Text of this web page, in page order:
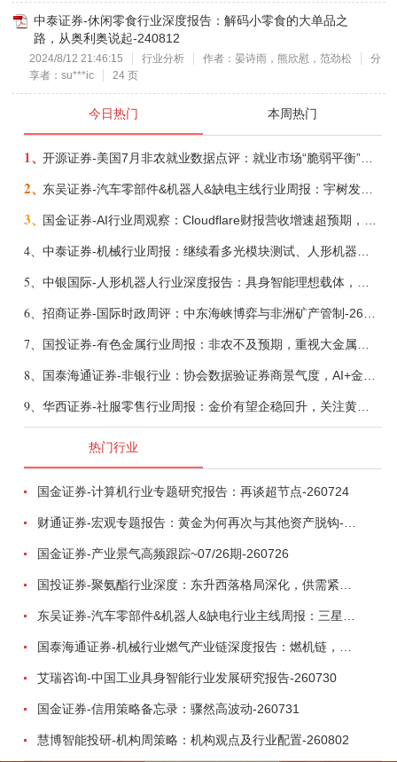
中泰证券-休闲零食行业深度报告：解码小零食的大单品之
路，从奥利奥说起-240812
2024/8/12 21:46:15 行业分析 作者：晏诗雨，熊欣慰，范劲松
分
享者：su***ic
24 页
今日热门 本周热门
1、 开源证券-美国7月非农就业数据点评：就业市场“脆弱平衡”，美联储加息动力并不高-260808
2、 东吴证券-汽车零部件&机器人&缺电主线行业周报：宇树发行价确认，卡特彼勒重启中速机项目-260809
3、
4、
5、
6、
7、
8、
9、 华西证券-社服零售行业周报：金价有望企稳回升，关注黄金饰品板块修复机会-260809
热门行业
国金证券-计算机行业专题研究报告：再谈超节点-260724
国金证券-产业景气高频跟踪~07/26期-260726
艾瑞咨询-中国工业具身智能行业发展研究报告-260730
国金证券-信用策略备忘录：骤然高波动-260731
慧博智能投研-机构周策略：机构观点及行业配置-260802